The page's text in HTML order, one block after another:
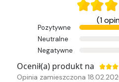
(1
Pozytywne
Neutralne
Negatywne
Ocenił(a) produkt na
Opinia zamieszczona